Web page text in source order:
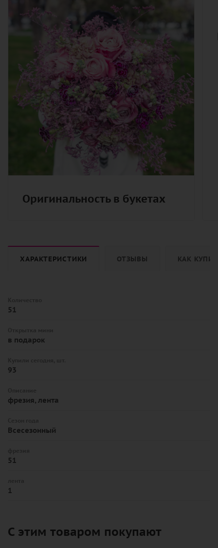
Оригинальность в букетах
ХАРАКТЕРИСТИКИ ОТЗЫВЫ КАК
51
в подарок
93
фрезия, лента
Всесезонный
51
1
С этим товаром покупают